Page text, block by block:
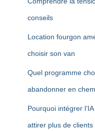
conseils
Location fourgon
choisir son van
Quel programme
abandonner en
Pourquoi intégrer
attirer plus de clients